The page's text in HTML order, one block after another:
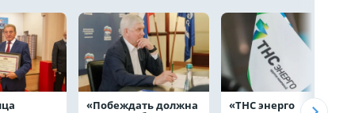
«Побеждать должна «ТНС энерго